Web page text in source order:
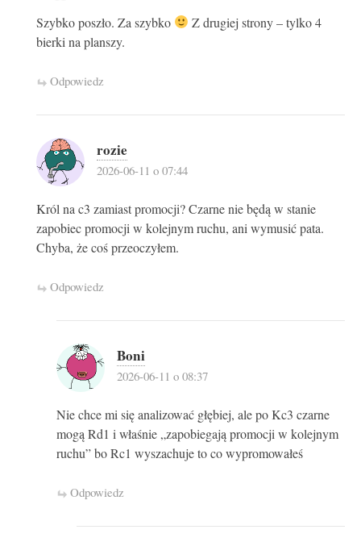
Szybko poszło. Za szybko
Z drugiej strony – tylko 4
bierki na planszy.
Odpowiedz
rozie
2026-06-11 o 07:44
Król na c3 zamiast promocji? Czarne nie będą w stanie
zapobiec promocji w kolejnym ruchu, ani wymusić pata.
Chyba, że coś przeoczyłem.
Odpowiedz
Boni
2026-06-11 o 08:37
Nie chce mi się analizować głębiej, ale po Kc3 czarne
mogą Rd1 i właśnie „zapobiegają promocji w kolejnym
ruchu” bo Rc1 wyszachuje to co wypromowałeś
Odpowiedz